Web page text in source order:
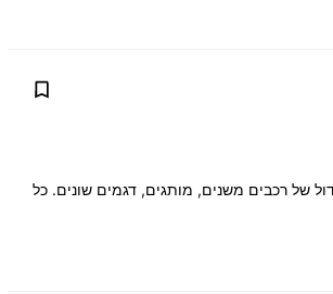
של רכבים משנים, מותגים, דגמים שונים. כל